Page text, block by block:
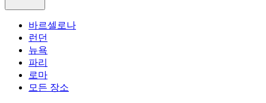
바르셀로나
런던
뉴욕
파리
로마
모든 장소